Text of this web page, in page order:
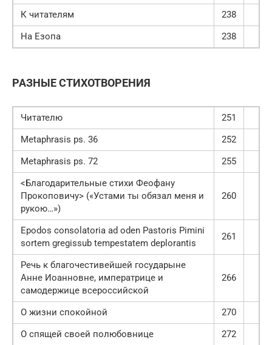
К читателям
238
На Езопа
238
РАЗНЫЕ СТИХОТВОРЕНИЯ
Читателю
251
Metaphrasis ps. 36
252
Metaphrasis ps. 72
255
<Благодарительные стихи Феофану
Прокоповичу> («Устами ты обязал меня и
рукою…»)
260
Epodos consolatoria ad oden Pastoris Pimini
sortem gregissub tempestatem deplorantis
261
Речь к благочестивейшей государыне
Анне Иоанновне, императрице и
самодержице всероссийской
266
О жизни спокойной
270
О спящей своей полюбовнице
272